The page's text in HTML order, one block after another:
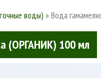
воды) »Вода
(ОРГАНИК) 100 мл